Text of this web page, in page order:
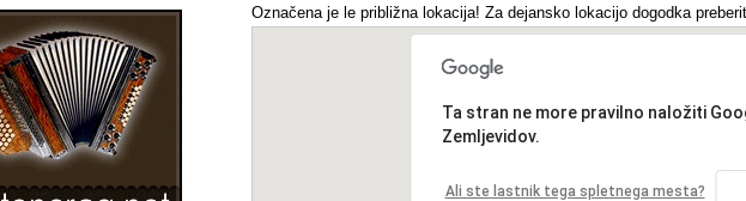
Označena je le približna lokacija! Za dejansko lokacijo dogodka
Ta stran ne more pravilno naložiti
Zemljevidov.
Ali ste lastnik tega spletnega mesta?